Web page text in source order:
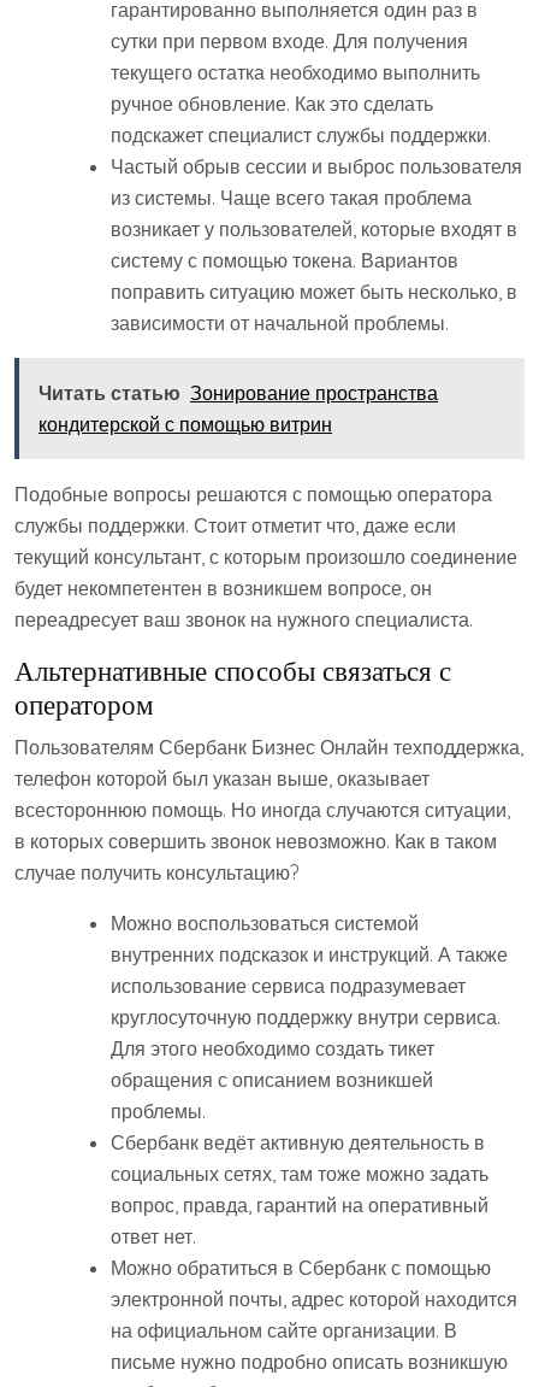
гарантированно выполняется один раз в
сутки при первом входе. Для получения
текущего остатка необходимо выполнить
ручное обновление. Как это сделать
подскажет специалист службы поддержки.
Частый обрыв сессии и выброс пользователя
из системы. Чаще всего такая проблема
возникает у пользователей, которые входят в
систему с помощью токена. Вариантов
поправить ситуацию может быть несколько, в
зависимости от начальной проблемы.
Читать статью Зонирование пространства
кондитерской с помощью витрин
Подобные вопросы решаются с помощью оператора
службы поддержки. Стоит отметит что, даже если
текущий консультант, с которым произошло соединение
будет некомпетентен в возникшем вопросе, он
переадресует ваш звонок на нужного специалиста.
Альтернативные способы связаться с
оператором
Пользователям Сбербанк Бизнес Онлайн техподдержка,
телефон которой был указан выше, оказывает
всестороннюю помощь. Но иногда случаются ситуации,
в которых совершить звонок невозможно. Как в таком
случае получить консультацию?
Можно воспользоваться системой
внутренних подсказок и инструкций. А также
использование сервиса подразумевает
круглосуточную поддержку внутри сервиса.
Для этого необходимо создать тикет
обращения с описанием возникшей
проблемы.
Сбербанк ведёт активную деятельность в
социальных сетях, там тоже можно задать
вопрос, правда, гарантий на оперативный
ответ нет.
Можно обратиться в Сбербанк с помощью
электронной почты, адрес которой находится
на официальном сайте организации. В
письме нужно подробно описать возникшую